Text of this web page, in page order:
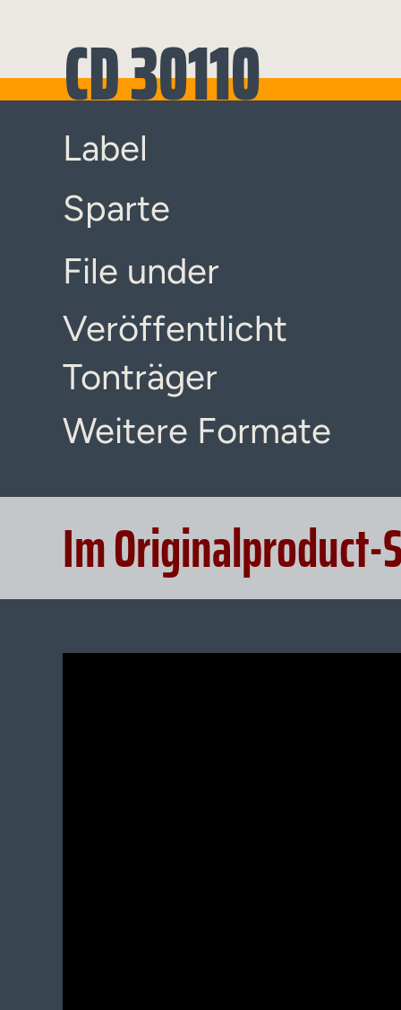
CD 30110
Label
Sparte
File under
Veröffentlicht
Tonträger
Weitere Formate
Im